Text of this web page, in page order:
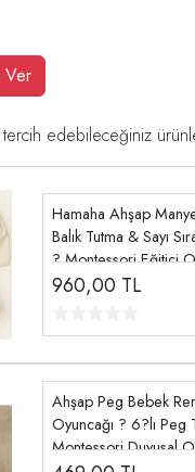
Ver
edebileceğiniz
Hamaha Ahşap
Balık Tutma & Sayı
? Montessori Eğitici
(12×41 cm)
960,00 TL
Ahşap Peg Bebek
Oyuncağı ? 6?lı Peg
Montessori Duyusal